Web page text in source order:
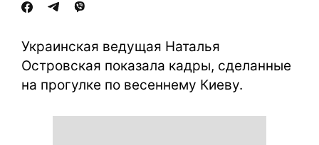
Украинская ведущая Наталья
Островская показала кадры, сделанные
на прогулке по весеннему Киеву.